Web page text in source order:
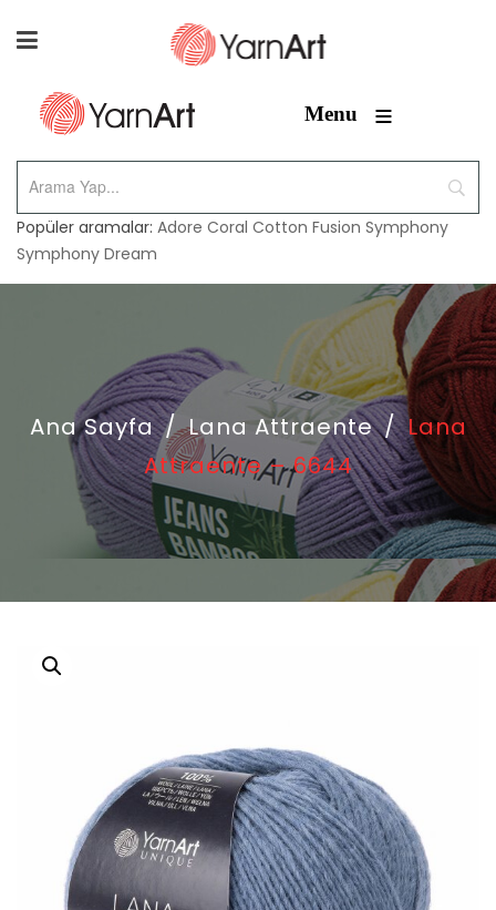
Menu ≡
Popüler aramalar: Adore Coral Cotton Fusion Symphony
Symphony Dream
Ana Sayfa / Lana Attraente / Lana
Attraente – 6644